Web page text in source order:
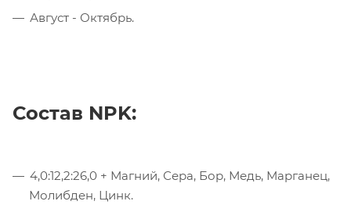
Август - Октябрь.
Состав NPK:
4,0:12,2:26,0 + Магний, Сера, Бор, Медь, Марганец,
Молибден, Цинк.